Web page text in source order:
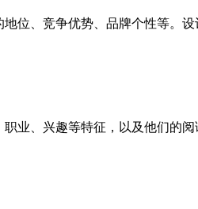
位、竞争优势、品牌个性等。
业、兴趣等特征，以及他们的